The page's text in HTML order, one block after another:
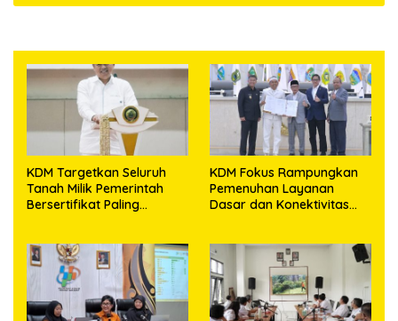
KDM Targetkan Seluruh
Tanah Milik Pemerintah
Bersertifikat Paling
KDM Fokus Rampungkan
Pemenuhan Layanan
Dasar dan Konektivitas